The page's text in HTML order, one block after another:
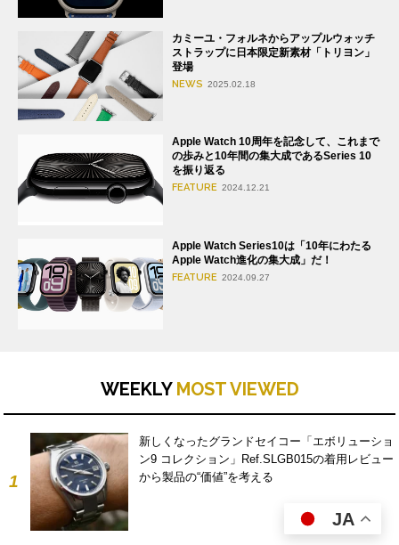
カミーユ・フォルネからアップルウォッチ
ストラップに日本限定新素材「トリヨン」
登場
NEWS 2025.02.18
Apple Watch 10周年を記念して、これまで
の歩みと10年間の集大成であるSeries 10
を振り返る
FEATURE 2024.12.21
Apple Watch Series10は「10年にわたる
Apple Watch進化の集大成」だ！
FEATURE 2024.09.27
WEEKLY MOST VIEWED
1
新しくなったグランドセイコー「エボリューショ
ン9 コレクション」Ref.SLGB015の着用レビュー
から製品の“価値”を考える
JA